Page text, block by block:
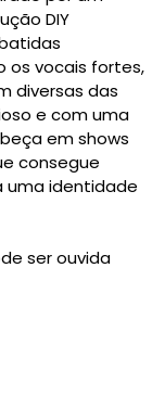
DIY
os vocais fortes,
diversas das
e com uma
em shows
consegue
uma identidade
ser ouvida